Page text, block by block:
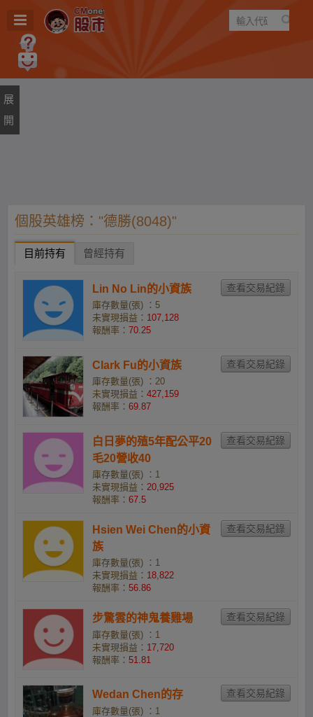
遊戲
個股英雄榜："德勝(8048)"
目前持有 曾經持有
Lin No Lin的小資族
庫存數量(張) ：5
未實現損益： 107,128
報酬率： 70.25
Clark Fu的小資族
庫存數量(張) ：20
未實現損益： 427,159
報酬率： 69.87
白日夢的殖5年配公平20
毛20營收40
庫存數量(張) ：1
未實現損益： 20,925
報酬率： 67.5
Hsien Wei Chen的小資
族
庫存數量(張) ：1
未實現損益： 18,822
報酬率： 56.86
步驚雲的神鬼養雞場
庫存數量(張) ：1
未實現損益： 17,720
報酬率： 51.81
Wedan Chen的存
庫存數量(張) ：1